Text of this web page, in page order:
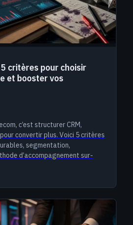
critères pour choisir
et booster vos
c’est structurer CRM,
convertir plus. Voici 5 critères
segmentation,
d’accompagnement sur-